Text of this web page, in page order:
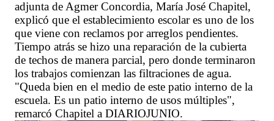
adjunta de Agmer Concordia, María José Chapitel,
explicó que el establecimiento escolar es uno de los
que viene con reclamos por arreglos pendientes.
Tiempo atrás se hizo una reparación de la cubierta
de techos de manera parcial, pero donde terminaron
los trabajos comienzan las filtraciones de agua.
"Queda bien en el medio de este patio interno de la
escuela. Es un patio interno de usos múltiples",
remarcó Chapitel a DIARIOJUNIO.